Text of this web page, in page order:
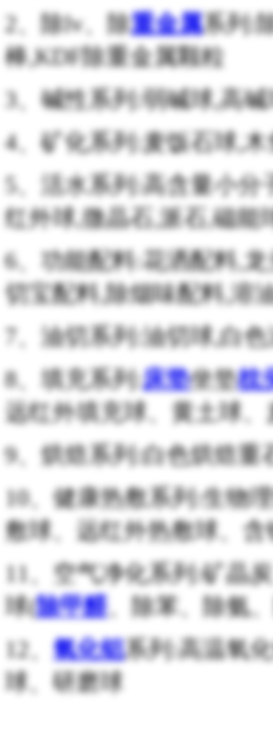
2、除lv、除重金属系列:
棒,KDF除重金属颗粒
3、碱性系列:弱碱球,高
4、矿化系列:麦饭石球,
5、活水系列:高含量小
红外球,微晶石,派石,磁能
6、功能配料:花洒配料,
切宝配料,除烟味配料,溶
7、油切系列:油切球,白
8、填充系列:床垫坐垫枕
远红外填充球、黄土球
9、烘焙系列:白色烘焙重
10、健康热敷系列:生物
敷球、远红外热敷球、
11、空气净化系列:矿晶
球(除甲醛
、除苯、除氨
12、氧化铝系列:高温氧
球、研磨球